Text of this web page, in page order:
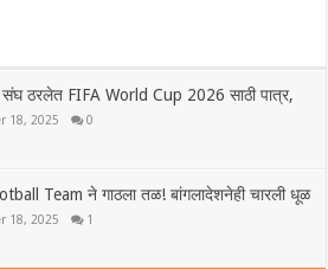
संघ ठरलेत FIFA World Cup 2026 साठी पात्र,
18, 2025 0
Team ने गाठला तळ! बांगलादेशनेही चारली धूळ
18, 2025 1